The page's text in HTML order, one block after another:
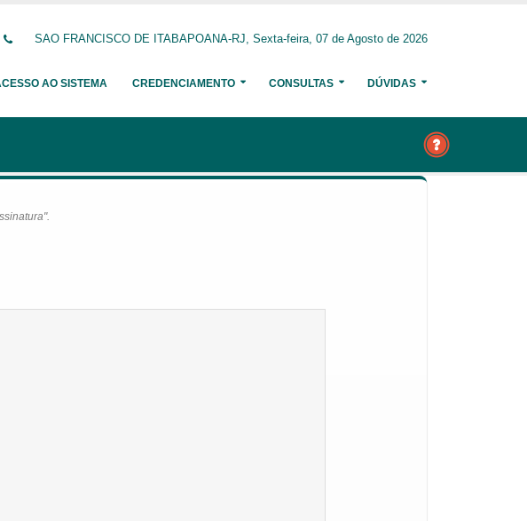
SAO FRANCISCO DE ITABAPOANA-RJ, Sexta-feira, 07 de Agosto de 2026
AO SISTEMA CREDENCIAMENTO CONSULTAS DÚVIDAS